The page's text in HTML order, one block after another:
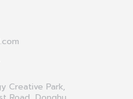
Creative Park,